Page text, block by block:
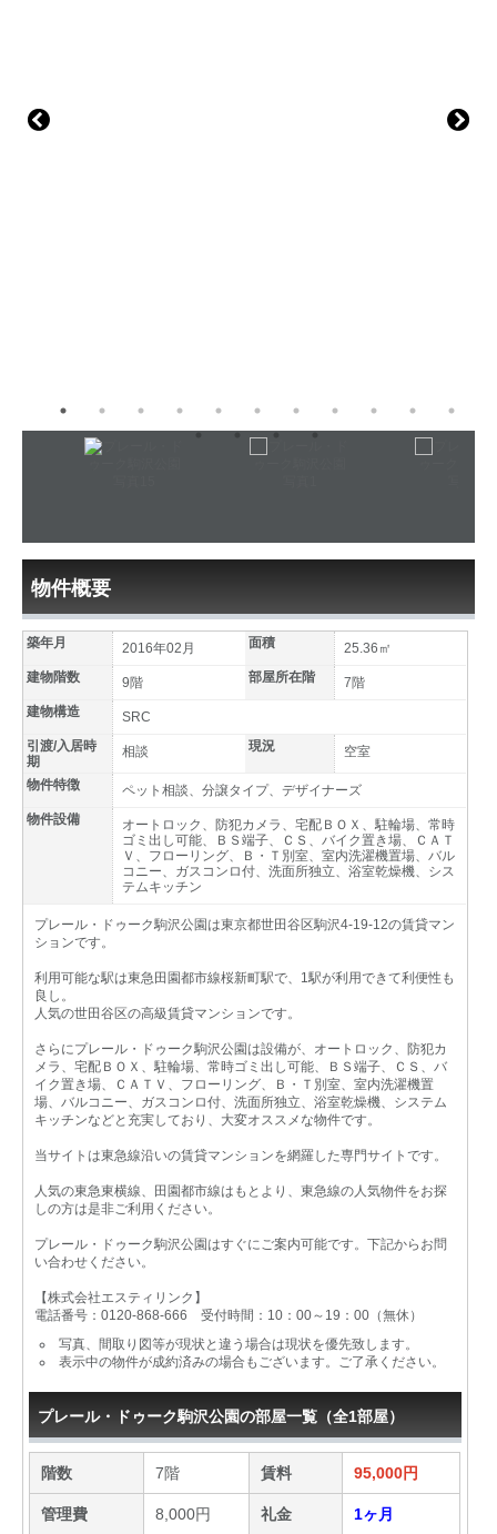
物件概要
築年月 2016年02月 面積
25.36㎡
建物階数
9階 部屋所在階
7階
建物構造
SRC
引渡/入居時
期
相談 現況 空室
物件特徴
ペット相談、分譲タイプ、デザイナーズ
物件設備
オートロック、防犯カメラ、宅配ＢＯＸ、駐輪場、常時
ゴミ出し可能、ＢＳ端子、ＣＳ、バイク置き場、ＣＡＴ
Ｖ、フローリング、Ｂ・Ｔ別室、室内洗濯機置場、バル
コニー、ガスコンロ付、洗面所独立、浴室乾燥機、シス
テムキッチン
プレール・ドゥーク駒沢公園は東京都世田谷区駒沢4-19-12の賃貸マン
ションです。
利用可能な駅は東急田園都市線桜新町駅で、1駅が利用できて利便性も
良し。
人気の世田谷区の高級賃貸マンションです。
さらにプレール・ドゥーク駒沢公園は設備が、オートロック、防犯カ
メラ、宅配ＢＯＸ、駐輪場、常時ゴミ出し可能、ＢＳ端子、ＣＳ、バ
イク置き場、ＣＡＴＶ、フローリング、Ｂ・Ｔ別室、室内洗濯機置
場、バルコニー、ガスコンロ付、洗面所独立、浴室乾燥機、システム
キッチンなどと充実しており、大変オススメな物件です。
当サイトは東急線沿いの賃貸マンションを網羅した専門サイトです。
人気の東急東横線、田園都市線はもとより、東急線の人気物件をお探
しの方は是非ご利用ください。
プレール・ドゥーク駒沢公園はすぐにご案内可能です。下記からお問
い合わせください。
【株式会社エスティリンク】
電話番号：0120-868-666 受付時間：10：00～19：00（無休）
写真、間取り図等が現状と違う場合は現状を優先致します。
表示中の物件が成約済みの場合もございます。ご了承ください。
プレール・ドゥーク駒沢公園の部屋一覧（全1部屋）
階数 7階 賃料 95,000円
管理費 8,000円 礼金 1ヶ月